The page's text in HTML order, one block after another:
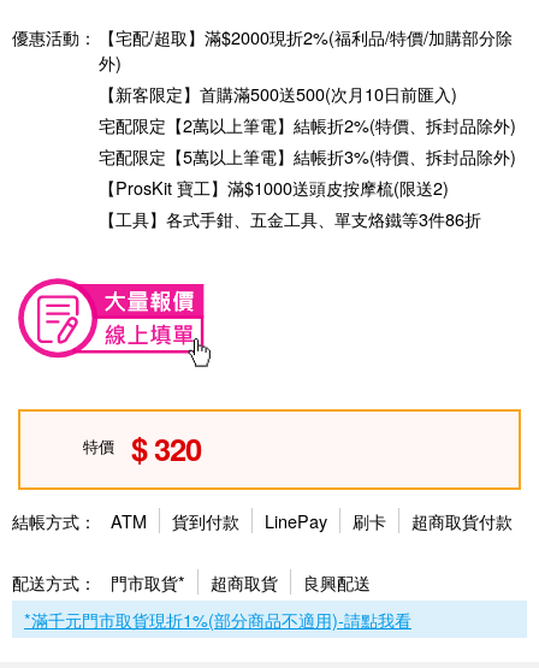
優惠活動：
【宅配/超取】滿$2000現折2%(福利品/特價/加購部分除
外)
【新客限定】首購滿500送500(次月10日前匯入)
宅配限定【2萬以上筆電】結帳折2%(特價、拆封品除外)
宅配限定【5萬以上筆電】結帳折3%(特價、拆封品除外)
【ProsKit 寶工】滿$1000送頭皮按摩梳(限送2)
【工具】各式手鉗、五金工具、單支烙鐵等3件86折
特價 320
結帳方式： ATM 貨到付款 LinePay 刷卡 超商取貨付款
配送方式： 門市取貨* 超商取貨
良興配送
*滿千元門市取貨現折1%(部分商品不適用)-請點我看